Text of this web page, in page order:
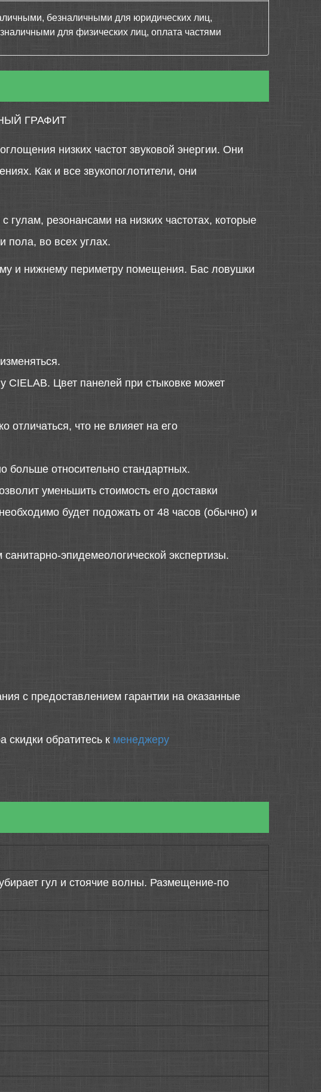
безналичными для юридических лиц,
для физических лиц, оплата частями
ГРАФИТ
низких частот звуковой энергии. Они
Как и все звукопоглотители, они
резонансами на низких частотах, которые
пола, во всех углах.
и нижнему периметру помещения. Бас ловушки
CIELAB. Цвет панелей при стыковке может
отличаться, что не влияет на его
больше относительно стандартных.
уменьшить стоимость его доставки
будет подожать от 48 часов (обычно) и
эпидемеологической экспертизы.
с предоставлением гарантии на оказанные
скидки обратитесь к менеджеру
гул и стоячие волны. Размещение-по